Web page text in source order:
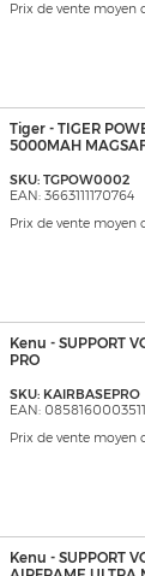
Prix de vente moyen
Tiger - TIGER
5000MAH
SKU: TGPOW0002
EAN: 3663111170764
Prix de vente moyen
Kenu - SUPPORT
PRO
SKU: KAIRBASEPRO
EAN: 0858160003511
Prix de vente moyen
Kenu - SUPPORT